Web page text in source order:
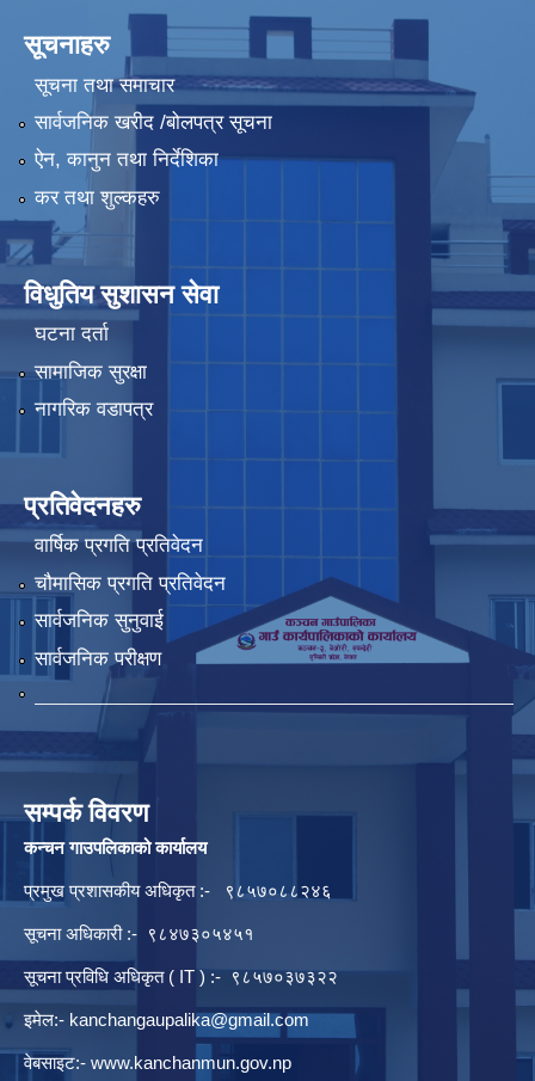
सूचनाहरु
सूचना तथा समाचार
सार्वजनिक खरीद /बोलपत्र सूचना
ऐन, कानुन तथा निर्देशिका
कर तथा शुल्कहरु
विधुतिय सुशासन सेवा
घटना दर्ता
सामाजिक सुरक्षा
नागरिक वडापत्र
प्रतिवेदनहरु
वार्षिक प्रगति प्रतिवेदन
चौमासिक प्रगति प्रतिवेदन
सार्वजनिक सुनुवाई
सार्वजनिक परीक्षण
सम्पर्क विवरण
कन्चन गाउपलिकाको कार्यालय
प्रमुख प्रशासकीय अधिकृत :- ९८५७०८८२४६
सूचना अधिकारी :- ९८४७३०५४५१
सूचना प्रविधि अधिकृत ( IT ) :- ९८५७०३७३२२
इमेल:- kanchangaupalika@gmail.com
वेबसाइट:- www.kanchanmun.gov.np